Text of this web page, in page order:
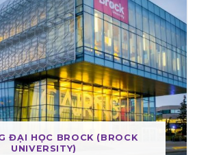
ĐẠI HỌC BROCK (BROCK
UNIVERSITY)